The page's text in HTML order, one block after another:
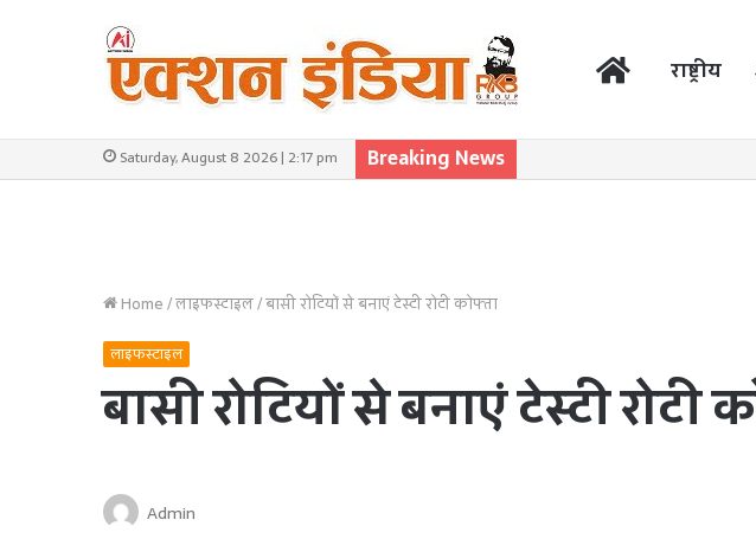
राष्ट्रीय
Saturday, August 8 2026 | 2:17 pm Breaking News
Home/लाइफस्टाइल/बासी रोटियों से बनाएं टेस्टी रोटी कोफ्ता
लाइफस्टाइल
बासी रोटियों से बनाएं टेस्टी रोटी
Admin